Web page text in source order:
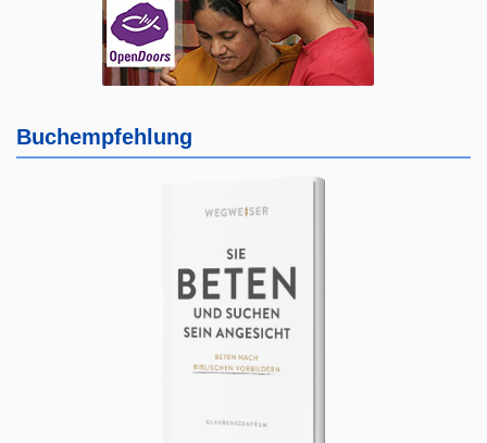
Buchempfehlung